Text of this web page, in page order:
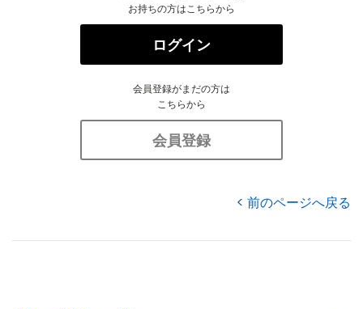
お持ちの方はこちらから
ログイン
会員登録がまだの方は
こちらから
会員登録
前のページへ戻る